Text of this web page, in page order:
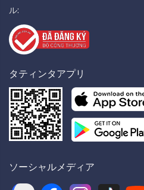
ル:
タティンタアプリ
ソーシャルメディア